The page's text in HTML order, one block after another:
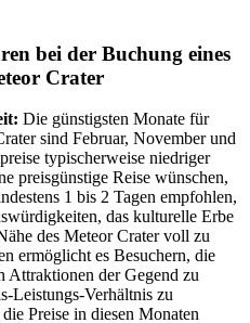
bei der Buchung eines
Crater
Die günstigsten Monate für
sind Februar, November und
typischerweise niedriger
preisgünstige Reise wünschen,
1 bis 2 Tagen empfohlen,
das kulturelle Erbe
des Meteor Crater voll zu
ermöglicht es Besuchern, die
Attraktionen der Gegend zu
Leistungs-Verhältnis zu
Preise in diesen Monaten